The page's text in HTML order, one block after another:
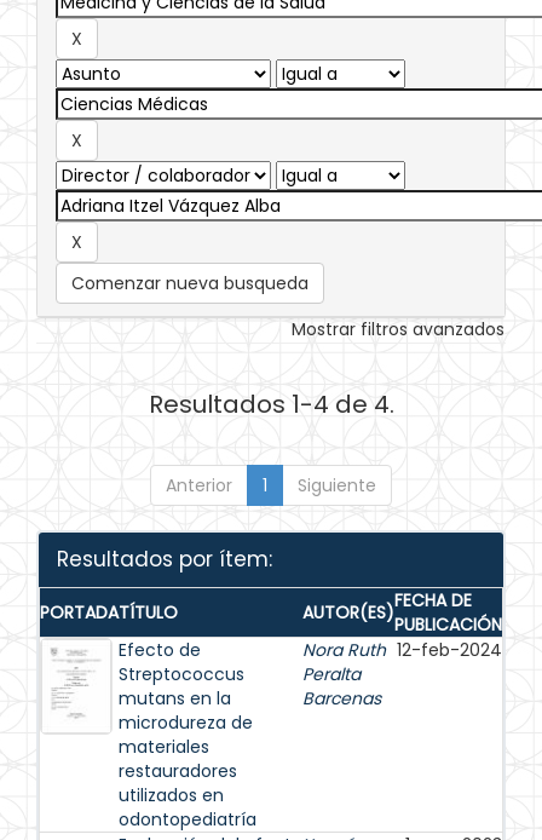
Comenzar nueva busqueda
Mostrar filtros avanzados
Resultados 1-4 de 4.
Anterior 1 Siguiente
Resultados por ítem:
PORTADATÍTULO AUTOR(ES)FECHA DE
PUBLICACIÓN
Efecto de
Streptococcus
mutans en la
microdureza de
materiales
restauradores
utilizados en
odontopediatría
Nora Ruth
Peralta
Barcenas
12-feb-2024